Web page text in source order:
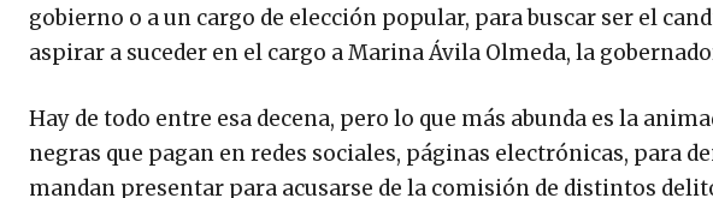
gobierno o a un cargo de elección popular, para buscar ser el
aspirar a suceder en el cargo a Marina Ávila Olmeda, la
Hay de todo entre esa decena, pero lo que más abunda es la
negras que pagan en redes sociales, páginas electrónicas, para
mandan presentar para acusarse de la comisión de distintos